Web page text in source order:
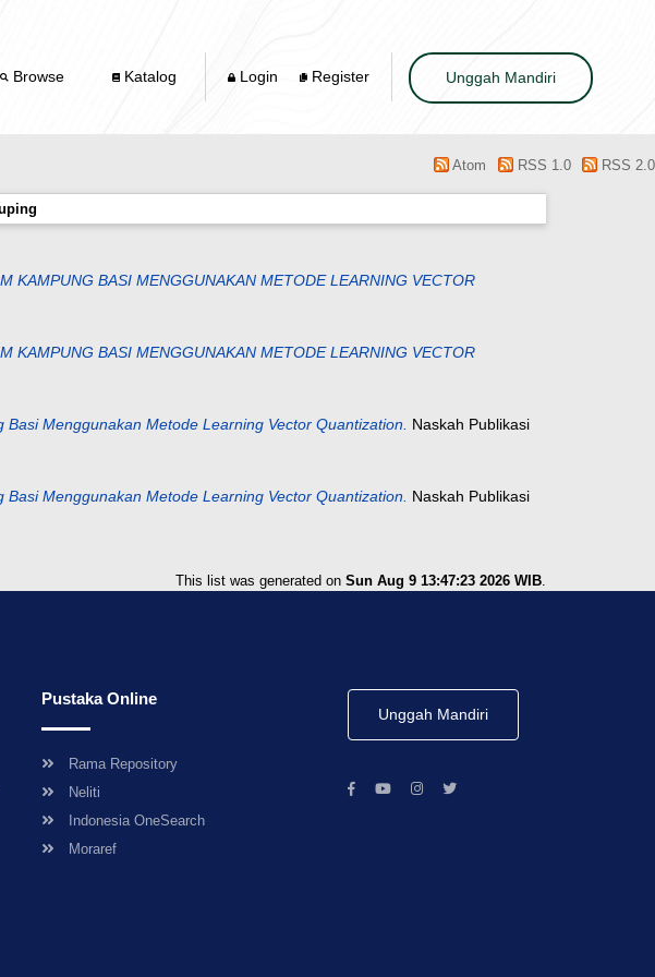
Browse Katalog Login Register Unggah Mandiri
Atom RSS 1.0 RSS 2.0
KAMPUNG BASI MENGGUNAKAN METODE LEARNING VECTOR
KAMPUNG BASI MENGGUNAKAN METODE LEARNING VECTOR
Menggunakan Metode Learning Vector Quantization. Naskah Publikasi
Menggunakan Metode Learning Vector Quantization. Naskah Publikasi
This list was generated on Sun Aug 9 13:47:23 2026 WIB.
Pustaka Online
Rama Repository
Neliti
Indonesia OneSearch
Moraref
Unggah Mandiri